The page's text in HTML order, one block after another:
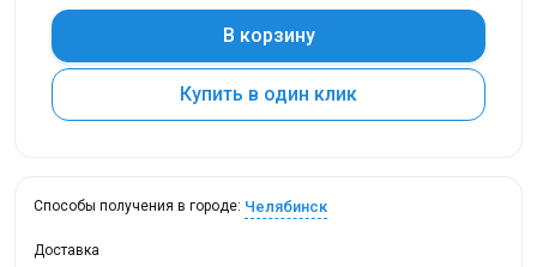
В корзину
Купить в один клик
Способы получения в городе: Челябинск
Доставка